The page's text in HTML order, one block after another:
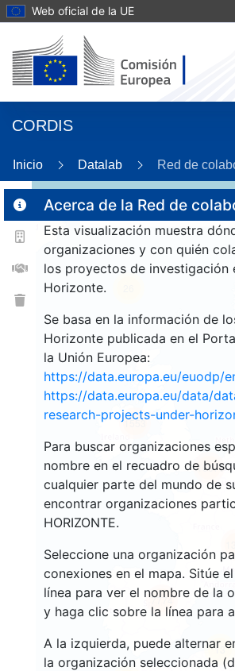
Web oficial de la UE
CORDIS
Inicio Datalab Red de
Acerca de la Red de
Esta visualización muestra
organizaciones y con quién
los proyectos de investigación
Horizonte.
Se basa en la información de
Horizonte publicada en el
la Unión Europea:
https://data.europa.eu/euodp/
https://data.europa.eu/data/
research-projects-under-
Para buscar organizaciones
nombre en el recuadro de
cualquier parte del mundo de
encontrar organizaciones
HORIZONTE.
Seleccione una organización
conexiones en el mapa. Sitúe
línea para ver el nombre de la
y haga clic sobre la línea para
A la izquierda, puede alternar
la organización seleccionada
1553
13
7774
10070